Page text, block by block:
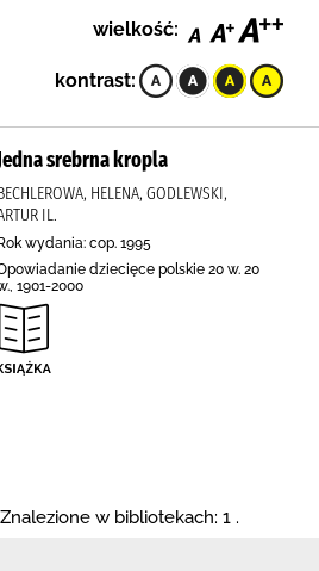
wielkość:
kontrast:
srebrna kropla
HELENA, GODLEWSKI,
IL.
Rok wydania: cop. 1995
dziecięce polskie 20 w. 20
1901-2000
Znalezione w bibliotekach: 1 .